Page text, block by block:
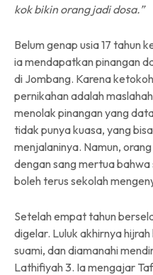
kok bikin orang jadi dosa.”
Belum genap usia 17 tahun
ia mendapatkan pinangan
di Jombang. Karena
pernikahan adalah
menolak pinangan yang
tidak punya kuasa, yang
menjalaninya. Namun,
dengan sang mertua
boleh terus sekolah
Setelah empat tahun
digelar. Luluk akhirnya
suami, dan diamanahi
Lathifiyah 3. Ia mengajar